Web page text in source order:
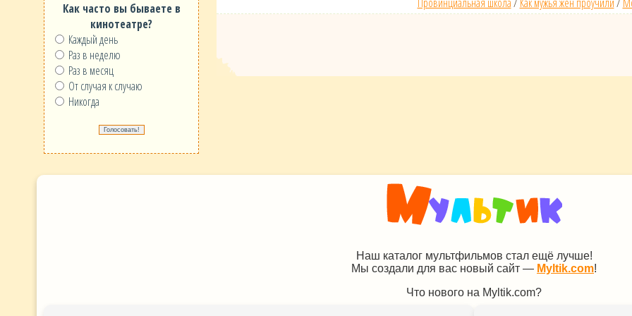
Как часто вы бываете в
кинотеатре?
Каждый день
Раз в неделю
Раз в месяц
От случая к случаю
Никогда
Наш каталог мультфильмов стал ещё лучше!
Мы создали для вас новый сайт — Myltik.com!
Что нового на Myltik.com?